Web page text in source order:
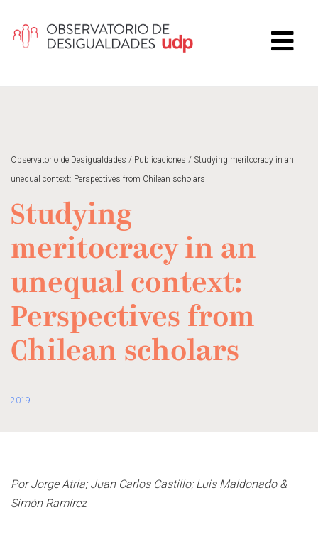
Observatorio de Desigualdades / Publicaciones / Studying meritocracy in an
unequal context: Perspectives from Chilean scholars
Studying
meritocracy in an
unequal context:
Perspectives from
Chilean scholars
2019
Por Jorge Atria; Juan Carlos Castillo; Luis Maldonado &
Simón Ramírez